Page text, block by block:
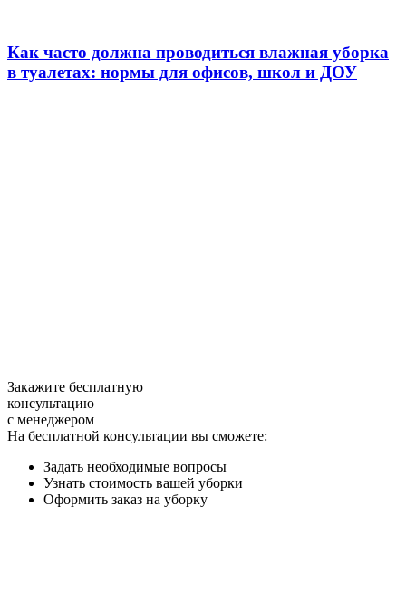
Как часто должна проводиться влажная уборка
в туалетах: нормы для офисов, школ и ДОУ
Закажите бесплатную
консультацию
с менеджером
На бесплатной консультации вы сможете:
Задать необходимые вопросы
Узнать стоимость вашей уборки
Оформить заказ на уборку